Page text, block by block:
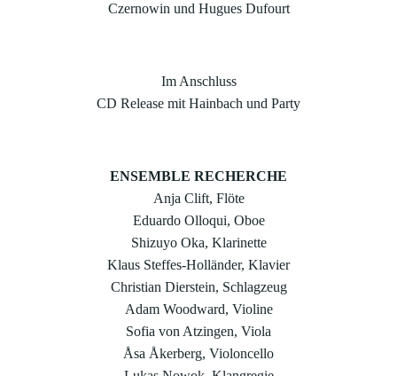
Czernowin und Hugues Dufourt
Im Anschluss
CD Release mit Hainbach und Party
ENSEMBLE RECHERCHE
Anja Clift, Flöte
Eduardo Olloqui, Oboe
Shizuyo Oka, Klarinette
Klaus Steffes-Holländer, Klavier
Christian Dierstein, Schlagzeug
Adam Woodward, Violine
Sofia von Atzingen, Viola
Åsa Åkerberg, Violoncello